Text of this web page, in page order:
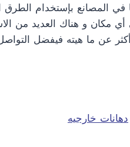
في المصانع بإستخدام
مكان و هناك العديد من
عن ما هيته فيفضل
دهانات خارجيه